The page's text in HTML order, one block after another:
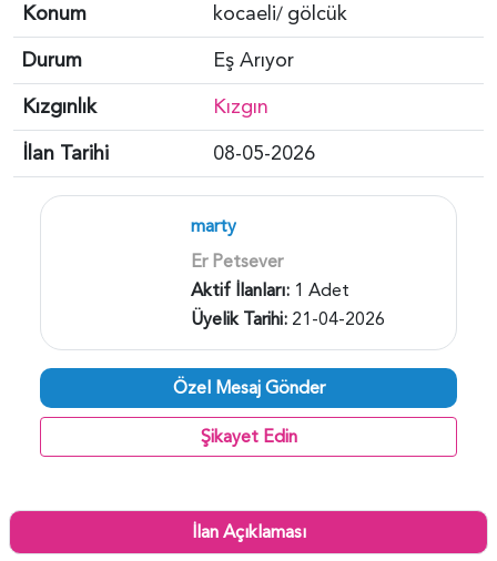
Konum
kocaeli/ gölcük
Durum
Eş Arıyor
Kızgınlık
Kızgın
İlan Tarihi
08-05-2026
marty
Er Petsever
Aktif İlanları: 1 Adet
Üyelik Tarihi: 21-04-2026
Özel Mesaj Gönder
Şikayet Edin
İlan Açıklaması